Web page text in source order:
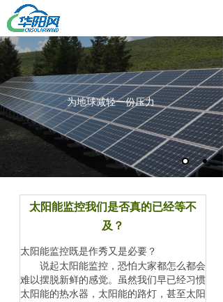
新能源电力综合解决方案专家
网站首页
产品中心
关于我们
解决方案
公司动态
人才招聘
项目案例
联系我们
为地球减轻一份压力
太阳能监控我们是否真的已经等不
及？
太阳能监控既是作秀又是必要？
说起太阳能监控，恐怕大家都怎么都会
难以摆脱新鲜的感觉。虽然我们早已经习惯
太阳能的热水器，太阳能的路灯，甚至太阳